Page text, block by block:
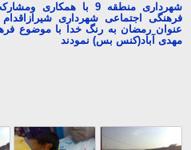
شهرداری منطقه 9 با
فرهنگی اجتماعی شهرداری
عنوان رمضان به رنگ خدا با موضوع
مهدی آباد(کنس بس) نمودند